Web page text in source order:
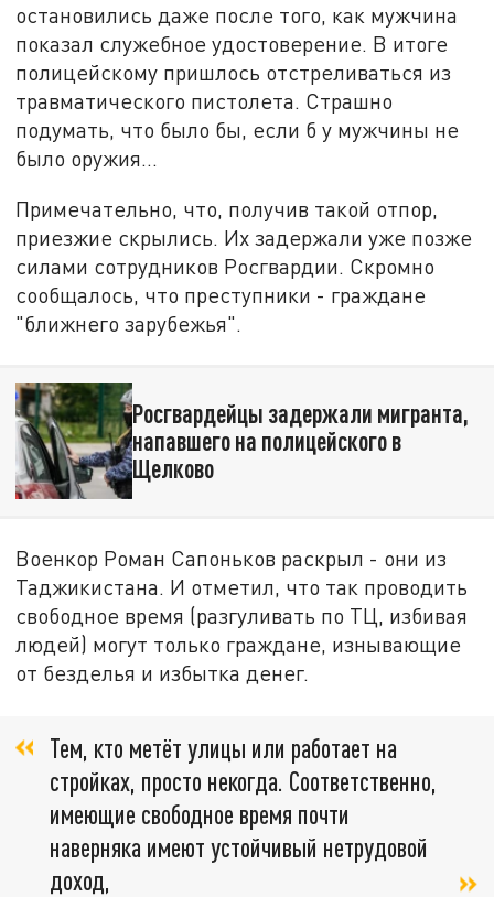
остановились даже после того, как мужчина
показал служебное удостоверение. В итоге
полицейскому пришлось отстреливаться из
травматического пистолета. Страшно
подумать, что было бы, если б у мужчины не
было оружия…
Примечательно, что, получив такой отпор,
приезжие скрылись. Их задержали уже позже
силами сотрудников Росгвардии. Скромно
сообщалось, что преступники - граждане
"ближнего зарубежья".
Росгвардейцы задержали мигранта,
напавшего на полицейского в
Щелково
Военкор Роман Сапоньков раскрыл - они из
Таджикистана. И отметил, что так проводить
свободное время (разгуливать по ТЦ, избивая
людей) могут только граждане, изнывающие
от безделья и избытка денег.
Тем, кто метёт улицы или работает на
стройках, просто некогда. Соответственно,
имеющие свободное время почти
наверняка имеют устойчивый нетрудовой
доход,